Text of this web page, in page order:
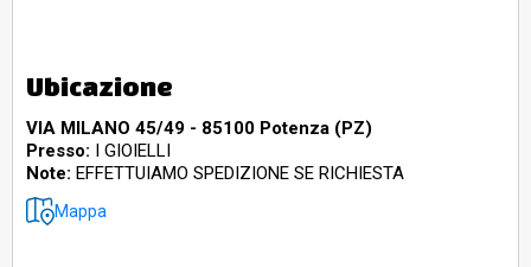
Ubicazione
VIA MILANO 45/49 - 85100 Potenza (PZ)
Presso: I GIOIELLI
Note: EFFETTUIAMO SPEDIZIONE SE RICHIESTA
Mappa